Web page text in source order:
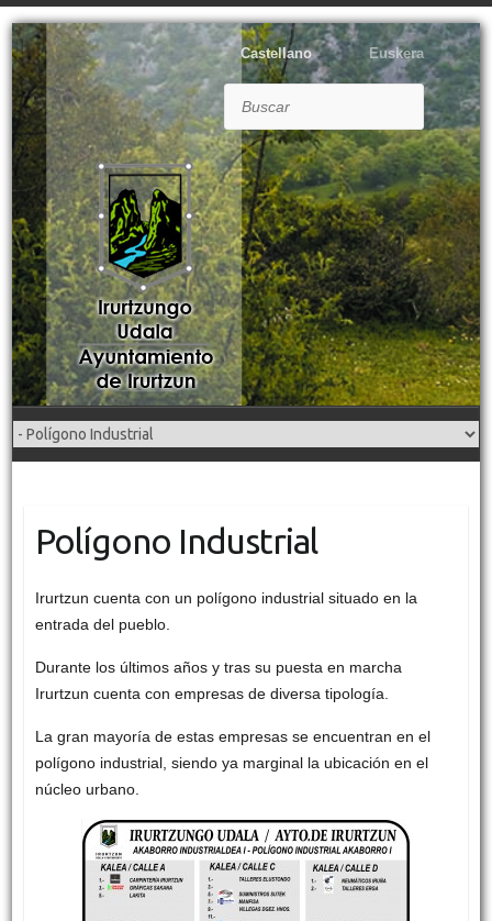
Castellano Euskera
Polígono Industrial
Irurtzun cuenta con un polígono industrial situado en la
entrada del pueblo.
Durante los últimos años y tras su puesta en marcha
Irurtzun cuenta con empresas de diversa tipología.
La gran mayoría de estas empresas se encuentran en el
polígono industrial, siendo ya marginal la ubicación en el
núcleo urbano.